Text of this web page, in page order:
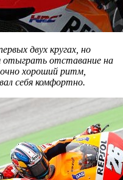
двух кругах, но
отыграть отставание на
хороший ритм,
себя комфортно.